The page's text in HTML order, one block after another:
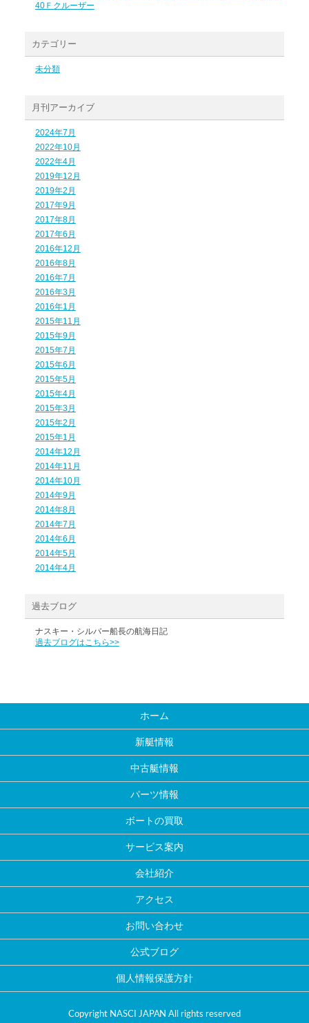
40Ｆクルーザー
カテゴリー
未分類
月刊アーカイブ
2024年7月
2022年10月
2022年4月
2019年12月
2019年2月
2017年9月
2017年8月
2017年6月
2016年12月
2016年8月
2016年7月
2016年3月
2016年1月
2015年11月
2015年9月
2015年7月
2015年6月
2015年5月
2015年4月
2015年3月
2015年2月
2015年1月
2014年12月
2014年11月
2014年10月
2014年9月
2014年8月
2014年7月
2014年6月
2014年5月
2014年4月
過去ブログ
ナスキー・シルバー船長の航海日記
過去ブログはこちら>>
ホーム
新艇情報
中古艇情報
パーツ情報
ボートの買取
サービス案内
会社紹介
アクセス
お問い合わせ
公式ブログ
個人情報保護方針
Copyright NASCI JAPAN All rights reserved